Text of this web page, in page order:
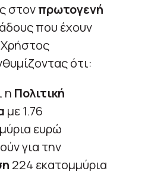
στονπρωτογενή
που έχουν
ότι:
η Πολιτική
με 1.76
ευρώ
για την
224 εκατομμύρια